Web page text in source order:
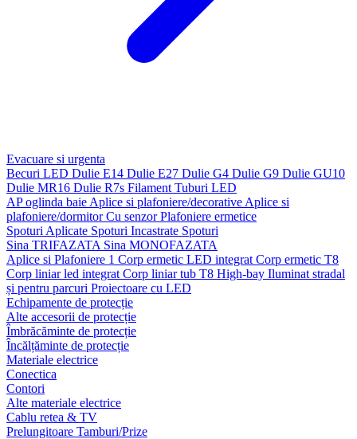
Evacuare si urgenta
Becuri LED Dulie E14 Dulie E27 Dulie G4 Dulie G9 Dulie GU10
Dulie MR16 Dulie R7s Filament Tuburi LED
AP oglinda baie Aplice si plafoniere/decorative Aplice si
plafoniere/dormitorCu senzorPlafoniere ermetice
Spoturi Aplicate Spoturi Incastrate Spoturi
Sina TRIFAZATA Sina MONOFAZATA
Aplice si Plafoniere 1 Corp ermetic LED integrat Corp ermetic T8
Corp liniar led integrat Corp liniar tub T8 High-bay Iluminat stradal
și pentru parcuri Proiectoare cu LED
Echipamente de protecție
Alte accesorii de protecție
Îmbrăcăminte de protecție
Încălțăminte de protecție
Materiale electrice
Conectica
Contori
Alte materiale electrice
Cablu retea & TV
Prelungitoare Tamburi/Prize